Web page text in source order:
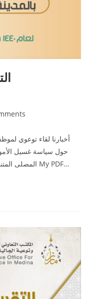
حول سياسة غسيل
المصلى المتنقل بشرى إسلام عاملة من الجالية الفلبينية My PDF…